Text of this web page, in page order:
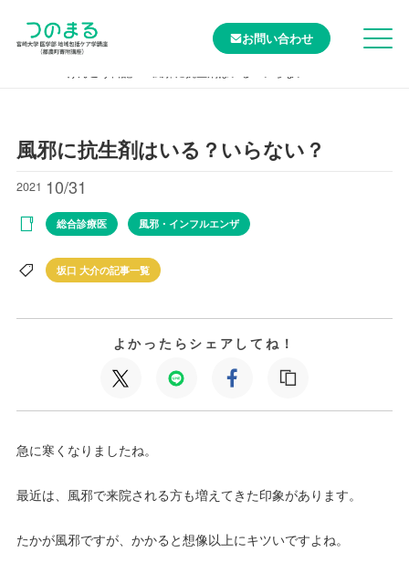
お問い合わせ
風邪に抗生剤はいる？いらない？
2021 10/31
総合診療医 風邪・インフルエンザ
坂口 大介の記事一覧
よかったらシェアしてね！
急に寒くなりましたね。
最近は、風邪で来院される方も増えてきた印象があります。
たかが風邪ですが、かかると想像以上にキツいですよね。